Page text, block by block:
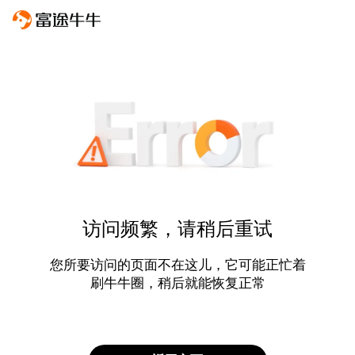
访问频繁，请稍后重试
您所要访问的页面不在这儿，它可能正忙着
刷牛牛圈，稍后就能恢复正常